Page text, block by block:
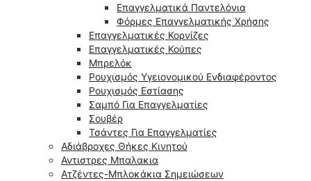
Επαγγελματικά Παντελόνια
Φόρμες Επαγγελματικής Χρήσης
Επαγγελματικές Κορνίζες
Επαγγελματικές Κούπες
Μπρελόκ
Ρουχισμός Υγειονομικού Ενδιαφέροντος
Ρουχισμός Εστίασης
Σαμπό Για Επαγγελματίες
Σουβέρ
Τσάντες Για Επαγγελματίες
Αδιάβροχες Θήκες Κινητού
Αντιστρες Μπαλακια
Ατζέντες-Μπλοκάκια Σημειώσεων